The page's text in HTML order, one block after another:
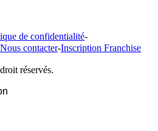
de confidentialité-
Nous contacter-Inscription Franchise
réservés.